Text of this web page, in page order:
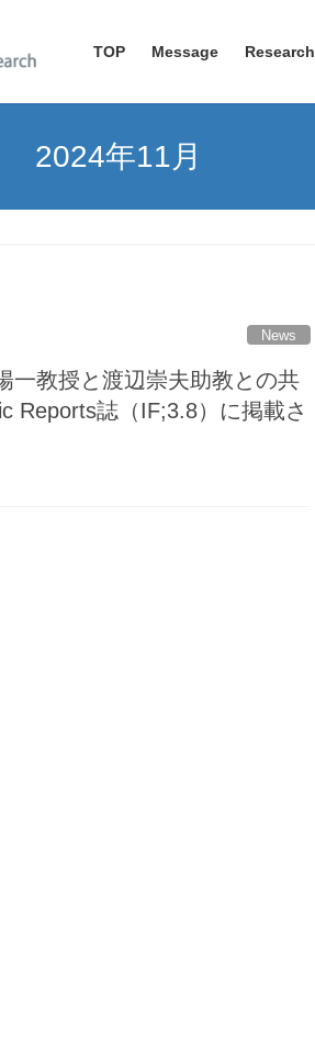
TOP Message Research
2024年11月
News
一教授と渡辺崇夫助教との共
Reports誌（IF;3.8）に掲載さ